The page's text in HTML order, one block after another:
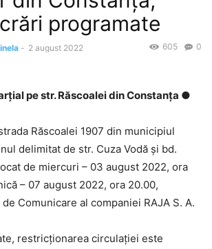
programate
- 2 august 2022 0
605
pe str. Răscoalei din Constanța ●
Răscoalei 1907 din municipiul
delimitat de str. Cuza Vodă și bd.
de miercuri – 03 august 2022, ora
– 07 august 2022, ora 20.00,
Comunicare al companiei RAJA S. A.
restricționarea circulației este